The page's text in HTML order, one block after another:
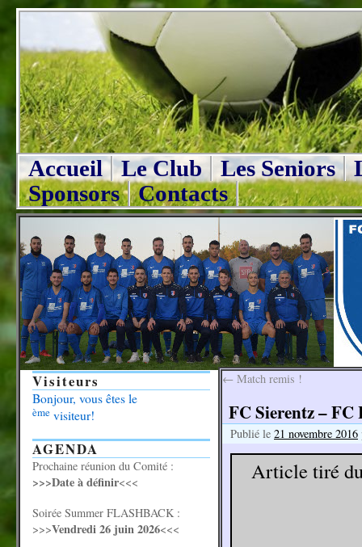
Accueil Le Club Les Seniors
Sponsors
Contacts
← Match remis !
FC Sierentz –
Publié le 21 novembre 2016
Article tiré
Visiteurs
Bonjour, vous êtes le
ème visiteur!
AGENDA
Prochaine réunion du Comité :
>>>Date à définir<<<
Soirée Summer FLASHBACK :
>>>Vendredi 26 juin 2026<<<